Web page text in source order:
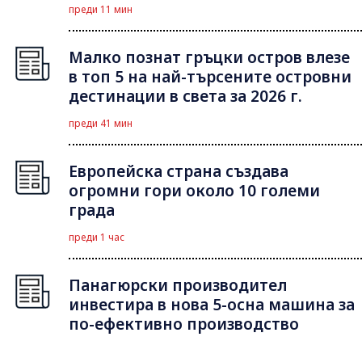
преди 11 мин
Малко познат гръцки остров влезе
в топ 5 на най-търсените островни
дестинации в света за 2026 г.
преди 41 мин
Европейска страна създава
огромни гори около 10 големи
града
преди 1 час
Панагюрски производител
инвестира в нова 5-осна машина за
по-ефективно производство